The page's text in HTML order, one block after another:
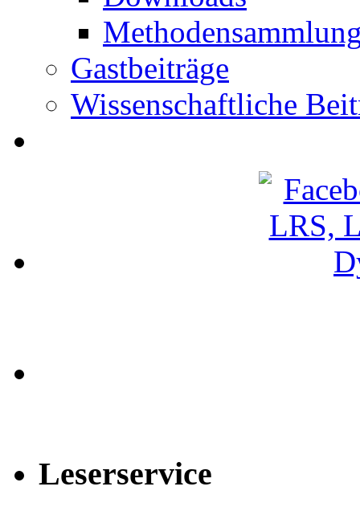
Gastbeiträge
Wissenschaftliche
Leserservice